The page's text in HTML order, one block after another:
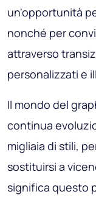
un'opportunità
nonché per
attraverso
personalizzati e
Il mondo del
continua
migliaia di stili,
sostituirsi a
significa questo